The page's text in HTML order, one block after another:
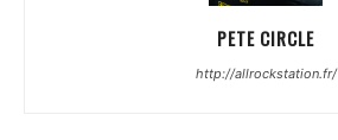
PETE CIRCLE
http://allrockstation.fr/